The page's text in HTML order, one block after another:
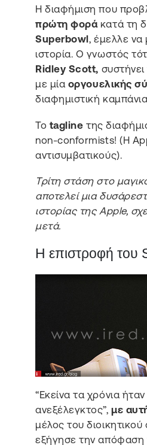
Η διαφήμιση που
πρώτη φοράκατά τη
Superbowl, έμελλε να
ιστορία. Ο γνωστός
Ridley Scott,
με μία οργουελικής
διαφημιστική
Το tagline της
non-conformists! (H
αντισυμβατικούς).
Τρίτη στάση στο
αποτελεί μια
ιστορίας της Apple,
μετά.
Η επιστροφή του
“Εκείνα τα χρόνια
ανεξέλεγκτος”,με
μέλος του
εξήγησε την απόφαση